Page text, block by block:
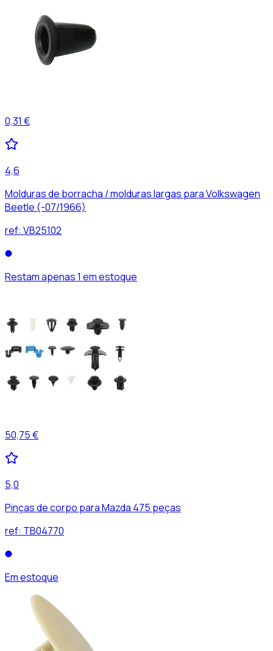
0,31 €
4,6
Molduras de borracha / molduras largas para Volkswagen
Beetle (-07/1966)
ref: VB25102
Restam apenas 1 em estoque
50,75 €
5,0
Pinças de corpo para Mazda 475 peças
ref: TB04770
Em estoque